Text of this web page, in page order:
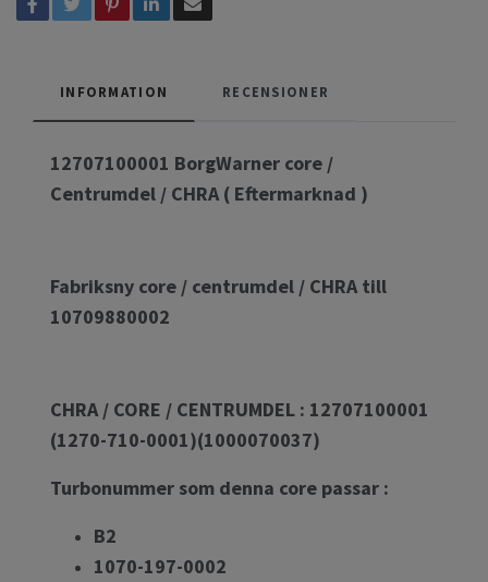
INFORMATION RECENSIONER
12707100001 BorgWarner core /
Centrumdel / CHRA ( Eftermarknad )
Fabriksny core / centrumdel / CHRA till
10709880002
CHRA / CORE / CENTRUMDEL : 12707100001
(1270-710-0001)(1000070037)
Turbonummer som denna core passar :
B2
1070-197-0002